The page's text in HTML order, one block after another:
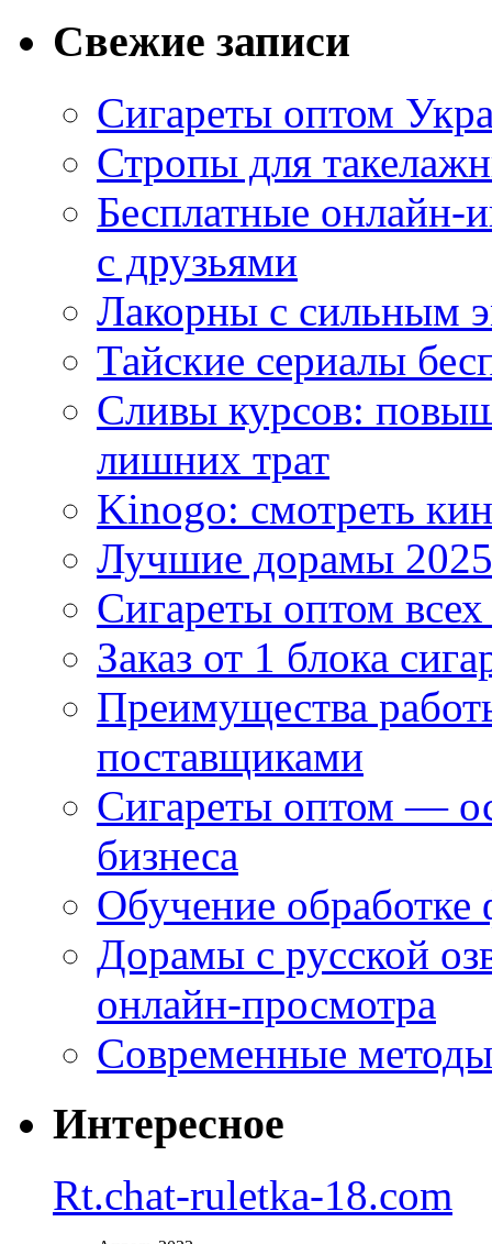
Свежие записи
Сигареты оптом
Стропы для
Бесплатные
с друзьями
Лакорны с сильным
Тайские сериалы
Сливы курсов:
лишних трат
Kinogo: смотреть
Лучшие дорамы
Сигареты оптом
Заказ от 1 блока
Преимущества
поставщиками
Сигареты оптом —
бизнеса
Обучение
Дорамы с русской
онлайн-просмотра
Современные
Интересное
Rt.chat-ruletka-18.com